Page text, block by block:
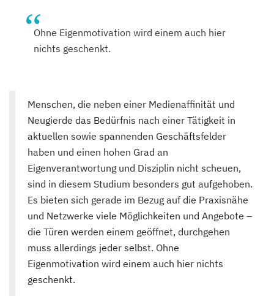
Ohne Eigenmotivation wird einem auch hier
nichts geschenkt.
Menschen, die neben einer Medienaffinität und
Neugierde das Bedürfnis nach einer Tätigkeit in
aktuellen sowie spannenden Geschäftsfelder
haben und einen hohen Grad an
Eigenverantwortung und Disziplin nicht scheuen,
sind in diesem Studium besonders gut aufgehoben.
Es bieten sich gerade im Bezug auf die Praxisnähe
und Netzwerke viele Möglichkeiten und Angebote –
die Türen werden einem geöffnet, durchgehen
muss allerdings jeder selbst. Ohne
Eigenmotivation wird einem auch hier nichts
geschenkt.